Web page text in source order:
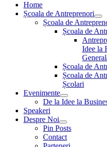
Home
Școala de Antreprenori
Școala de
Școala de
Idee la
Școala de
Școala de
Școlari
Evenimente
De la Idee la
Speakeri
Despre Noi
Pin Posts
Contact